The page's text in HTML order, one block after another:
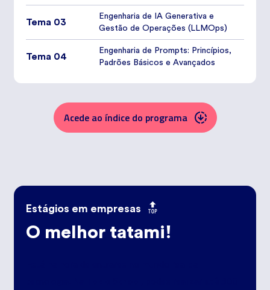
Tema 03
Engenharia de IA Generativa e
Gestão de Operações (LLMOps)
Tema 04
Engenharia de Prompts: Princípios,
Padrões Básicos e Avançados
Acede ao índice do programa
Estágios em empresas
O melhor tatami!